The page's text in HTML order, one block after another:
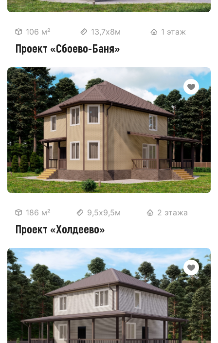
106 м² 13,7х8м 1 этаж
Проект «Сбоево-Баня»
186 м² 9,5х9,5м 2 этажа
Проект «Холдеево»